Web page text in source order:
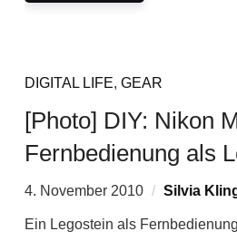
DIGITAL LIFE, GEAR
[Photo] DIY: Nikon
Fernbedienung als
4. November 2010 Silvia
Ein Legostein als